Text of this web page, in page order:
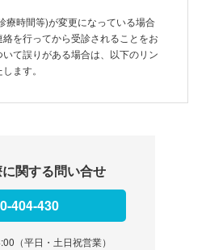
療時間等)が変更になっている場合
を行ってから受診されることをお
て誤りがある場合は、以下のリン
ます。
関する問い合せ
404-430
（平日・土日祝営業）